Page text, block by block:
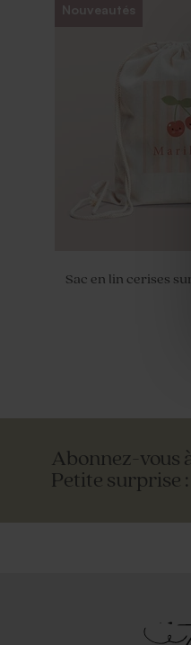
Nouveautés
Sac en lin cerises
Valisette
Abonnez-vous
Petite surprise